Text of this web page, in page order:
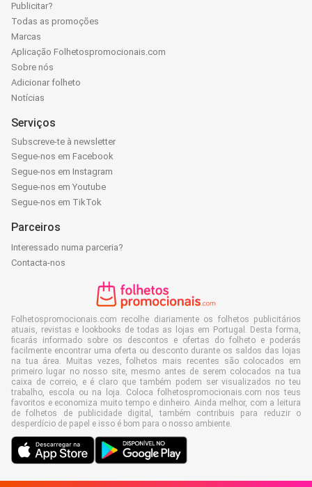
Publicitar?
Todas as promoções
Marcas
Aplicação Folhetospromocionais.com
Sobre nós
Adicionar folheto
Notícias
Serviços
Subscreve-te à newsletter
Segue-nos em Facebook
Segue-nos em Instagram
Segue-nos em Youtube
Segue-nos em TikTok
Parceiros
Interessado numa parceria?
Contacta-nos
Folhetospromocionais.com recolhe diariamente os folhetos publicitários
atuais, revistas e lookbooks de todas as lojas em Portugal. Desta forma,
ficarás informado sobre os descontos e ofertas do folheto e poderás
facilmente encontrar uma oferta ou desconto durante os saldos das lojas
na tua área. Muitas vezes, folhetos mais recentes são colocados em
primeiro lugar no nosso site, mesmo antes de serem colocados na tua
caixa de correio, e é claro que também podem ser visualizados no teu
trabalho, escola ou na loja. Coloca folhetospromocionais.com nos teus
favoritos e economiza muito tempo e dinheiro. Ainda melhor, com a leitura
de folhetos de publicidade digital, também contribuis para reduzir o
desperdício de papel e isso é bom para o nosso ambiente.